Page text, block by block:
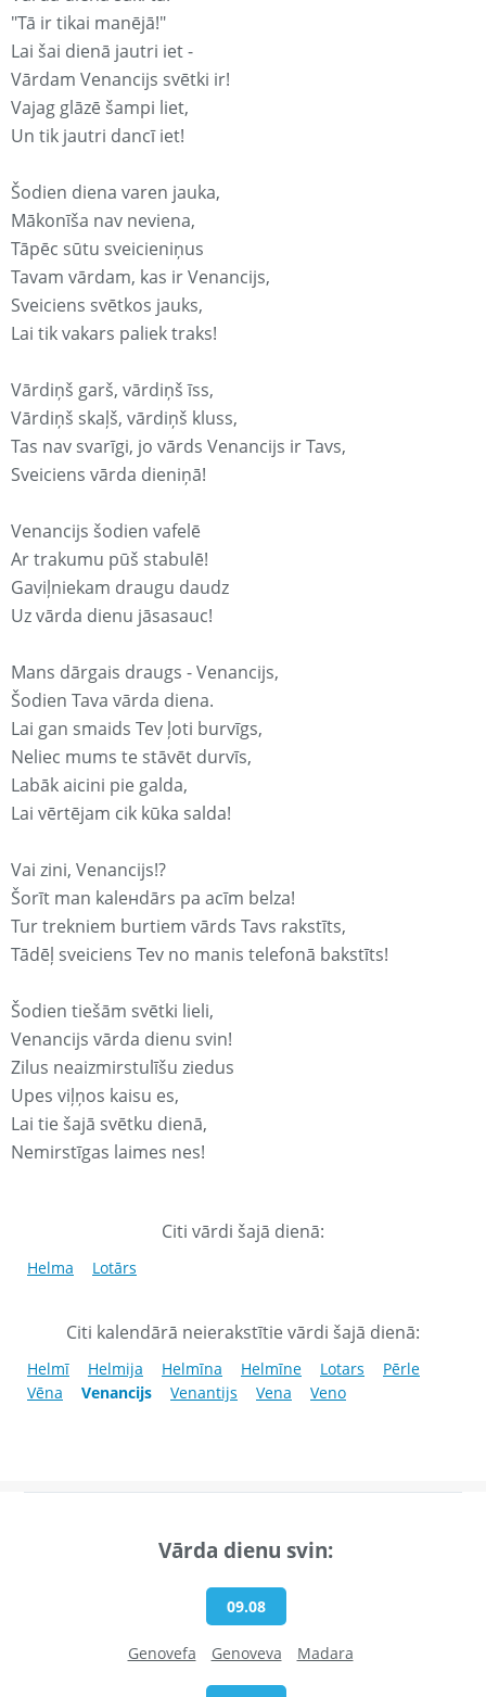
"Tā ir tikai manējā!"
Lai šai dienā jautri iet -
Vārdam Venancijs svētki ir!
Vajag glāzē šampi liet,
Un tik jautri dancī iet!
Šodien diena varen jauka,
Mākonīša nav neviena,
Tāpēc sūtu sveicieniņus
Tavam vārdam, kas ir Venancijs,
Sveiciens svētkos jauks,
Lai tik vakars paliek traks!
Vārdiņš garš, vārdiņš īss,
Vārdiņš skaļš, vārdiņš kluss,
Tas nav svarīgi, jo vārds Venancijs ir Tavs,
Sveiciens vārda dieniņā!
Venancijs šodien vafelē
Ar trakumu pūš stabulē!
Gaviļniekam draugu daudz
Uz vārda dienu jāsasauc!
Mans dārgais draugs - Venancijs,
Šodien Tava vārda diena.
Lai gan smaids Tev ļoti burvīgs,
Neliec mums te stāvēt durvīs,
Labāk aicini pie galda,
Lai vērtējam cik kūka salda!
Vai zini, Venancijs!?
Šorīt man kaleнdārs pa acīm belza!
Tur trekniem burtiem vārds Tavs rakstīts,
Tādēļ sveiciens Tev no manis telefonā bakstīts!
Šodien tiešām svētki lieli,
Venancijs vārda dienu svin!
Zilus neaizmirstulīšu ziedus
Upes viļņos kaisu es,
Lai tie šajā svētku dienā,
Nemirstīgas laimes nes!
Citi vārdi šajā dienā:
Helma Lotārs
Citi kalendārā neierakstītie vārdi šajā dienā:
Helmī Helmija Helmīna Helmīne Lotars
Pērle
Vēna
Venancijs Venantijs Vena Veno
Vārda dienu svin:
09.08
Genovefa Genoveva Madara